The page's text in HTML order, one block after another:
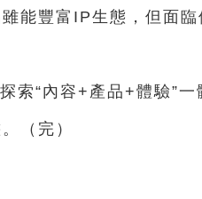
能豐富IP生態，但面臨
索“內容+產品+體驗”一
（完）